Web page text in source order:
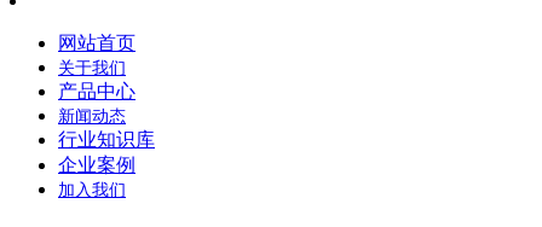
网站首页
关于我们
产品中心
新闻动态
行业知识库
企业案例
加入我们